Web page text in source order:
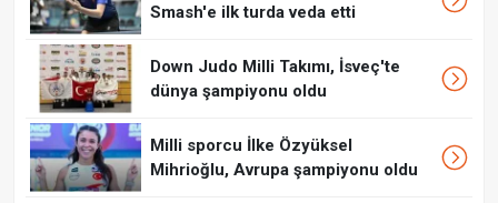
Smash'e ilk turda veda etti
Down Judo Milli Takımı, İsveç'te
dünya şampiyonu oldu
Milli sporcu İlke Özyüksel
Mihrioğlu, Avrupa şampiyonu oldu